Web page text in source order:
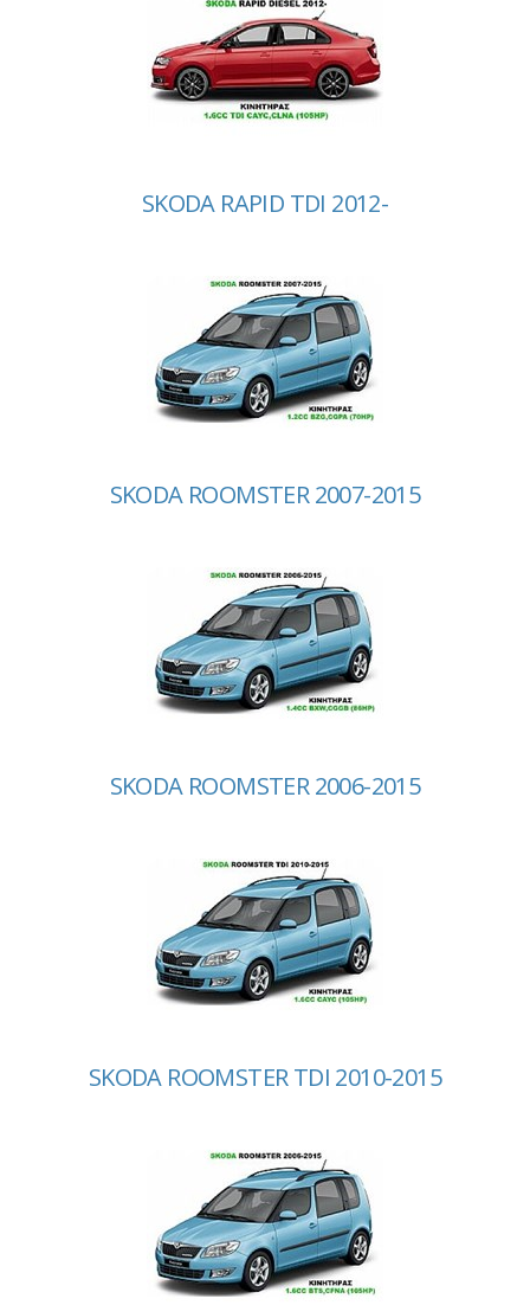
SKODA RAPID TDI 2012-
SKODA ROOMSTER 2007-2015
SKODA ROOMSTER 2006-2015
SKODA ROOMSTER TDI 2010-2015